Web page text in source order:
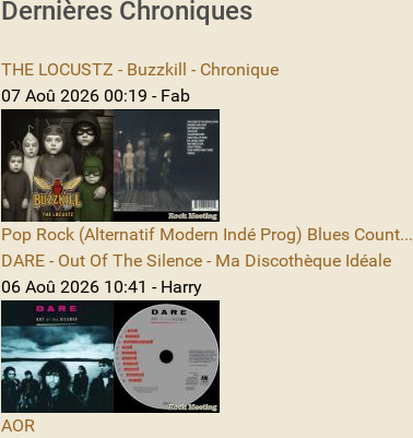
Dernières Chroniques
THE LOCUSTZ - Buzzkill - Chronique
07 Aoû 2026 00:19 - Fab
Pop Rock (Alternatif Modern Indé Prog) Blues Count...
DARE - Out Of The Silence - Ma Discothèque Idéale
06 Aoû 2026 10:41 - Harry
AOR